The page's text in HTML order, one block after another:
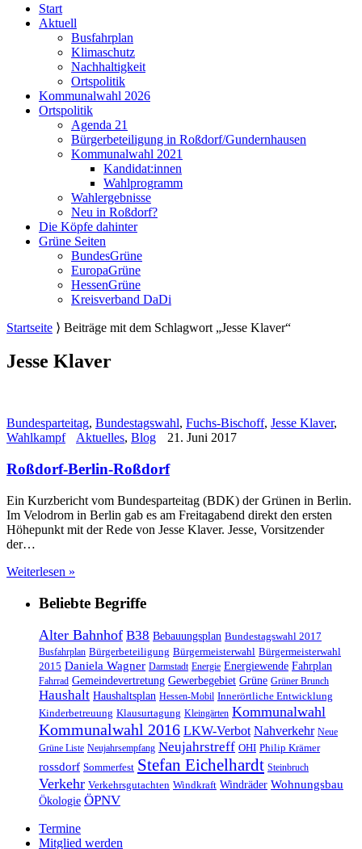
Start
Aktuell
Busfahrplan
Klimaschutz
Nachhaltigkeit
Ortspolitik
Kommunalwahl 2026
Ortspolitik
Agenda 21
Bürgerbeteiligung in Roßdorf/Gundernhausen
Kommunalwahl 2021
Kandidat:innen
Wahlprogramm
Wahlergebnisse
Neu in Roßdorf?
Die Köpfe dahinter
Grüne Seiten
BundesGrüne
EuropaGrüne
HessenGrüne
Kreisverband DaDi
Startseite ⟩ Beiträge mit dem Schlagwort „Jesse Klaver“
Jesse Klaver
Bundesparteitag, Bundestagswahl, Fuchs-Bischoff, Jesse Klaver,
Wahlkampf
Aktuelles, Blog 21. Juni 2017
Roßdorf-Berlin-Roßdorf
Ein Kurzbericht vom Bundesparteitag (BDK) der Grünen in Berlin.
Im Velodrom in Berlin gab es am Freitagabend direkt den ersten
Höhepunkt mit der Rede von Jesse Klaver. Jesse, Vorsitzender
der…
Weiterlesen »
Beliebte Begriffe
Alter Bahnhof B38 Bebauungsplan Bundestagswahl 2017
Busfahrplan Bürgerbeteiligung Bürgermeisterwahl Bürgermeisterwahl
2015 Daniela Wagner Darmstadt Energie Energiewende Fahrplan
Fahrrad Gemeindevertretung Gewerbegebiet Grüne Grüner Brunch
Haushalt Haushaltsplan Hessen-Mobil Innerörtliche Entwicklung
Kinderbetreuung Klausurtagung Kleingärten Kommunalwahl
Kommunalwahl 2016 LKW-Verbot Nahverkehr Neue
Grüne Liste Neujahrsempfang Neujahrstreff OHI Philip Krämer
rossdorf Sommerfest Stefan Eichelhardt Steinbruch
Verkehr Verkehrsgutachten Windkraft Windräder Wohnungsbau
Ökologie ÖPNV
Termine
Mitglied werden